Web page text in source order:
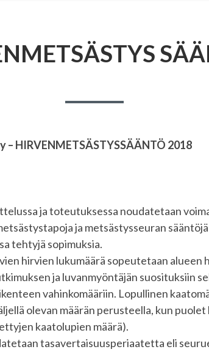
– HIRVENMETSÄSTYSSÄÄNTÖ 2018
ja toteutuksessa noudatetaan
ja metsästysseuran
tehtyjä sopimuksia.
hirvien lukumäärä sopeutetaan alueen
ja luvanmyöntäjän suosituksiin
vahinkomääriin. Lopullinen
olevan määrän perusteella, kun
kaatolupien määrä).
tasavertaisuusperiaatetta eli